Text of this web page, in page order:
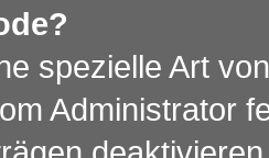
spezielle Art
Administrator